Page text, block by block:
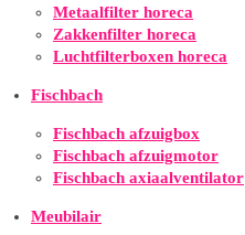
Metaalfilter horeca
Zakkenfilter horeca
Luchtfilterboxen horeca
Fischbach
Fischbach afzuigbox
Fischbach afzuigmotor
Fischbach axiaalventilator
Meubilair